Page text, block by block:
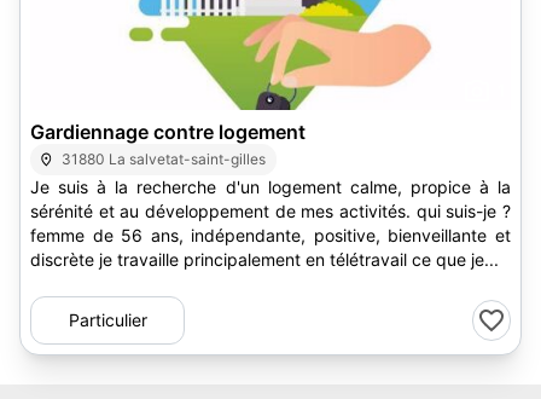
Gardiennage contre logement
31880 La salvetat-saint-gilles
Je suis à la recherche d'un logement calme, propice à la
sérénité et au développement de mes activités. qui suis-je ?
femme de 56 ans, indépendante, positive, bienveillante et
discrète je travaille principalement en télétravail ce que je...
Particulier